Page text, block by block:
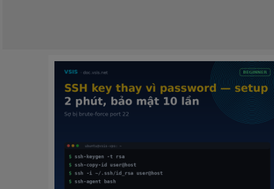
key
thay
vì
password
—
phút,
bảo
mật
10
lần